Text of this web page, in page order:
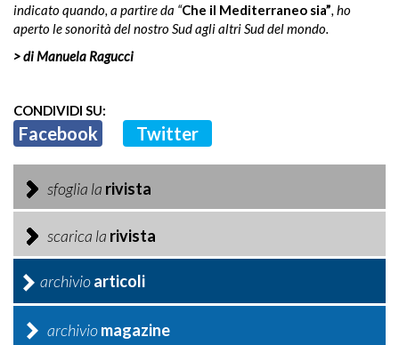
indicato quando, a partire da “Che il Mediterraneo sia”, ho
aperto le sonorità del nostro Sud agli altri Sud del mondo.
> di Manuela Ragucci
CONDIVIDI SU:
Facebook Twitter
sfoglia la rivista
scarica la rivista
archivioarticoli
archiviomagazine